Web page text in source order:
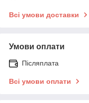
Всі умови доставки
Умови оплати
Післяплата
Всі умови оплати